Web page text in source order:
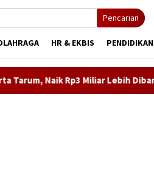
Pencarian
HR & EKBIS PENDIDIKAN
Miliar Lebih Dibanding Tahun 2024